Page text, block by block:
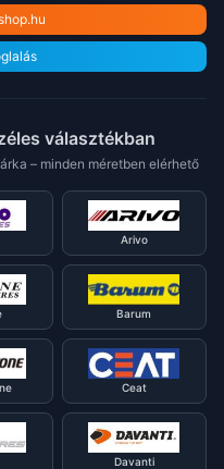
választékban
– minden méretben elérhető
Arivo
Barum
Ceat
Davanti